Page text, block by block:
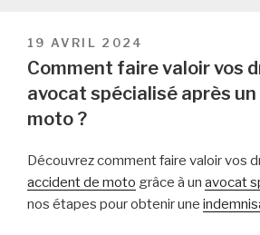
PUBLIÉ
LE
19 AVRIL 2024
Comment faire valoir vos
avocat spécialisé après
moto ?
Découvrez comment faire valoir vos
accident de moto grâce à un avocat
nos étapes pour obtenir une